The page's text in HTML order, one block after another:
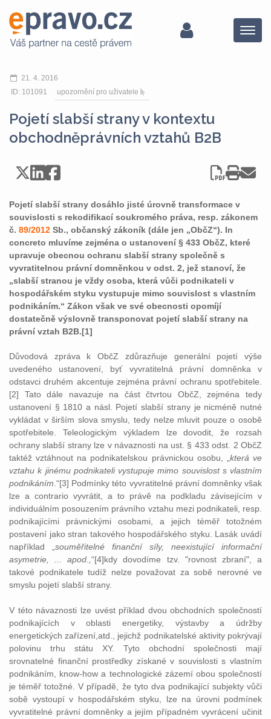
Menu
21. 4. 2016
ID: 101091
upozornění pro uživatele
Pojetí slabší strany v kontextu
obchodněprávních vztahů B2B
Pojetí slabší strany dosáhlo jisté úrovně transformace v
souvislosti s rekodifikací soukromého práva, resp. zákonem
č. 89/2012 Sb., občanský zákoník (dále jen „ObčZ“). In
concreto mluvíme zejména o ustanovení § 433 ObčZ, které
upravuje obecnou ochranu slabší strany společně s
vyvratitelnou právní domněnkou v odst. 2, jež stanoví, že
„slabší stranou je vždy osoba, která vůči podnikateli v
hospodářském styku vystupuje mimo souvislost s vlastním
podnikáním.“ Zákon však ve své obecnosti opomíjí
dostatečně výslovně transponovat pojetí slabší strany na
právní vztah B2B.[1]
Důvodová zpráva k ObčZ zdůrazňuje generální pojetí výše
uvedeného ustanovení, byť vyvratitelná právní domněnka v
odstavci druhém akcentuje zejména právní ochranu spotřebitele.
[2] Tato dále navazuje na část čtvrtou ObčZ, zejména tedy
ustanovení § 1810 a násl. Pojetí slabší strany je nicméně nutné
vykládat v širším slova smyslu, tedy nelze mluvit pouze o osobě
spotřebitele. Teleologickým výkladem lze dovodit, že rozsah
ochrany slabší strany lze v návaznosti na ust. § 433 odst. 2 ObčZ
taktéž vztáhnout na podnikatelskou právnickou osobu, „ která ve
vztahu k jinému podnikateli vystupuje mimo souvislost s vlastním
podnikáním .“[3] Podmínky této vyvratitelné právní domněnky však
lze a contrario vyvrátit, a to právě na podkladu závisejícím v
individuálním posouzením právního vztahu mezi podnikateli, resp.
podnikajícími právnickými osobami, a jejich téměř totožném
postavení jako stran takového hospodářského styku. Lasák uvádí
například „ souměřitelné finanční síly, neexistující informační
asymetrie, ... apod.,“[4]kdy dovodíme tzv. "rovnost zbraní", a
takové podnikatele tudíž nelze považovat za sobě nerovné ve
smyslu pojetí slabší strany.
V této návaznosti lze uvést příklad dvou obchodních společností
podnikajících v oblasti energetiky, výstavby a údržby
energetických zařízení,atd., jejichž podnikatelské aktivity pokrývají
polovinu trhu státu XY. Tyto obchodní společnosti mají
srovnatelné finanční prostředky získané v souvislosti s vlastním
podnikáním, know-how a technologické zázemí obou společností
je téměř totožné. V případě, že tyto dva podnikající subjekty vůči
sobě vystoupí v hospodářském styku, lze na úrovni podmínek
vyvratitelné právní domněnky a jejím případném vyvrácení učinit